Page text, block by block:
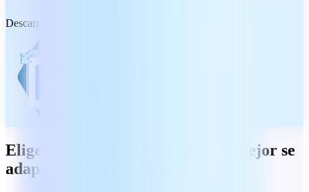
Descarga gratuita
Elige el plan de MobiOffice que mejor se
adapte a tus necesidades